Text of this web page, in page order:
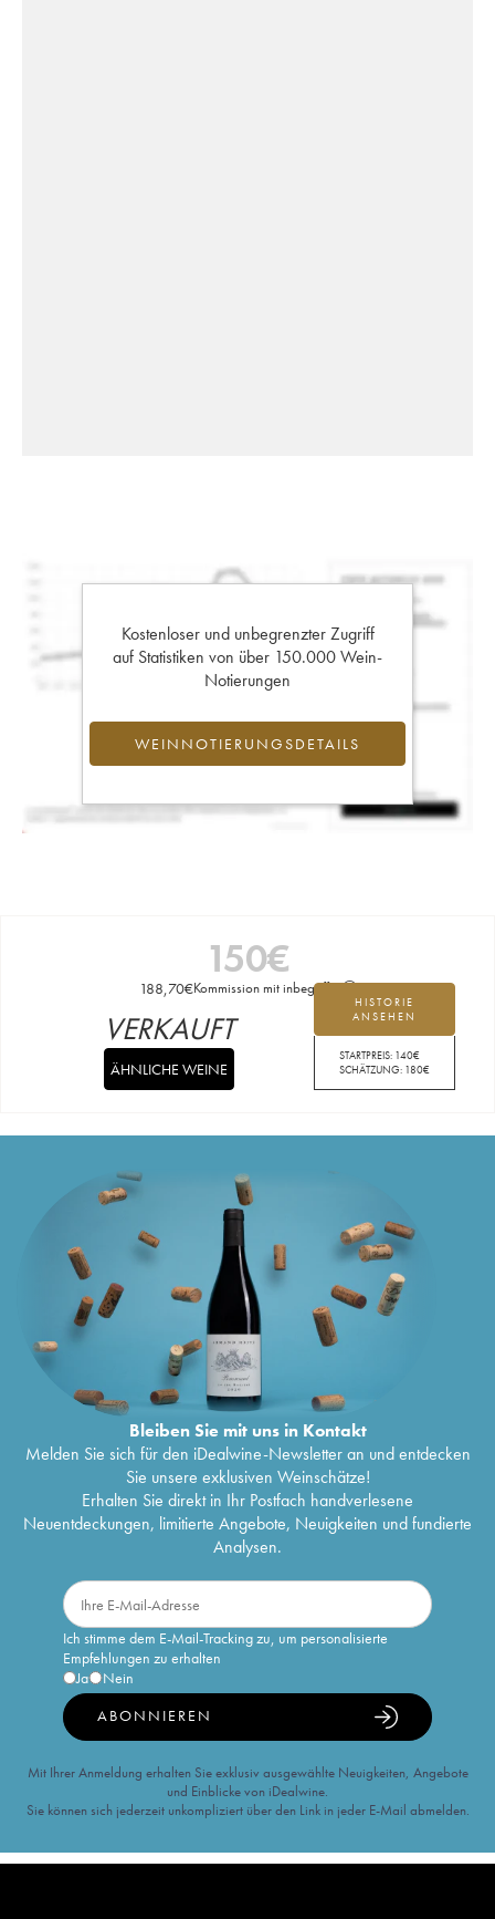
Kostenloser und unbegrenzter Zugriff
auf Statistiken von über 150.000 Wein-
Notierungen
WEINNOTIERUNGSDETAILS
150€
188,70€Kommission mit inbegriffen
HISTORIE
ANSEHEN
STARTPREIS: 140€
SCHÄTZUNG: 180€
VERKAUFT
ÄHNLICHE WEINE
Bleiben Sie mit uns in Kontakt
Melden Sie sich für den iDealwine-Newsletter an und entdecken
Sie unsere exklusiven Weinschätze!
Erhalten Sie direkt in Ihr Postfach handverlesene
Neuentdeckungen, limitierte Angebote, Neuigkeiten und fundierte
Analysen.
Ich stimme dem E-Mail-Tracking zu, um personalisierte
Empfehlungen zu erhalten
Ja
Nein
ABONNIEREN
Mit Ihrer Anmeldung erhalten Sie exklusiv ausgewählte Neuigkeiten, Angebote
und Einblicke von iDealwine.
Sie können sich jederzeit unkompliziert über den Link in jeder E-Mail abmelden.